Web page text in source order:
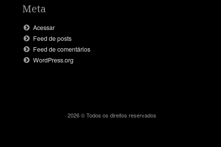
Meta
Acessar
Feed de posts
Feed de comentários
WordPress.org
· 2026 © Todos os direitos reservados